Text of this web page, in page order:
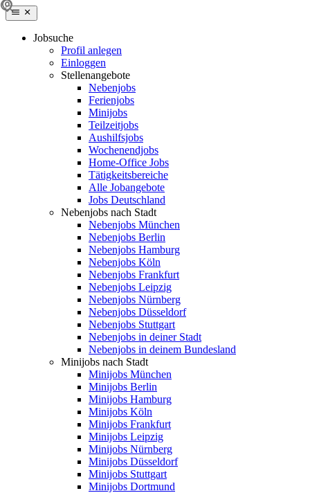
Jobsuche
Profil anlegen
Einloggen
Stellenangebote
Nebenjobs
Ferienjobs
Minijobs
Teilzeitjobs
Aushilfsjobs
Wochenendjobs
Home-Office Jobs
Tätigkeitsbereiche
Alle Jobangebote
Jobs Deutschland
Nebenjobs nach Stadt
Nebenjobs München
Nebenjobs Berlin
Nebenjobs Hamburg
Nebenjobs Köln
Nebenjobs Frankfurt
Nebenjobs Leipzig
Nebenjobs Nürnberg
Nebenjobs Düsseldorf
Nebenjobs Stuttgart
Nebenjobs in deiner Stadt
Nebenjobs in deinem Bundesland
Minijobs nach Stadt
Minijobs München
Minijobs Berlin
Minijobs Hamburg
Minijobs Köln
Minijobs Frankfurt
Minijobs Leipzig
Minijobs Nürnberg
Minijobs Düsseldorf
Minijobs Stuttgart
Minijobs Dortmund